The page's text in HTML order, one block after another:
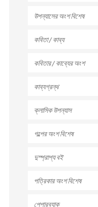
উপন্যাসের অংশ বিশেষ
কবিতা / কাব্য
কবিতার / কাব্যের অংশ
কাব্যগ্রন্থ
ক্লাসিক উপন্যাস
গল্পের অংশ বিশেষ
দুস্প্রাপ্য বই
পত্রিকার অংশ বিশেষ
পেপারব্যাক